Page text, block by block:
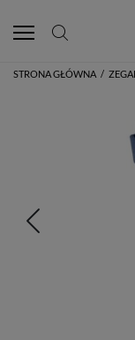
STRONA GŁÓWNA /